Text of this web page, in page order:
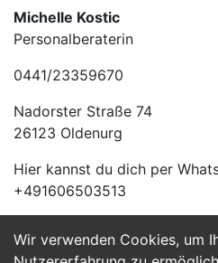
Wir verwenden Cookies, um
Michelle Kostic
Personalberaterin
0441/23359670
Nadorster Straße 74
26123 Oldenurg
Hier kannst du dich per
+491606503513
Jetzt